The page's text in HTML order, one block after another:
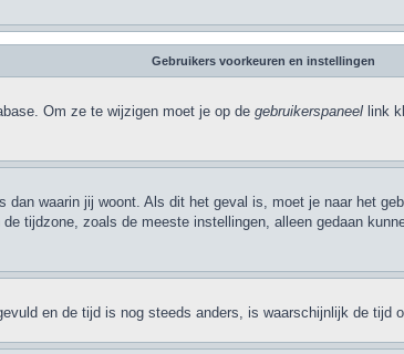
Gebruikers voorkeuren en instellingen
Om ze te wijzigen moet je op de gebruikerspaneel link
waarin jij woont. Als dit het geval is, moet je naar het
tijdzone, zoals de meeste instellingen, alleen gedaan
en de tijd is nog steeds anders, is waarschijnlijk de tijd